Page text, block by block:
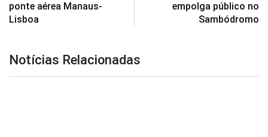
ponte aérea Manaus-
Lisboa
empolga público no
Sambódromo
Notícias Relacionadas